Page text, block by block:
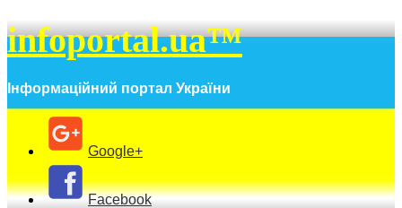
infoportal.ua™
Інформаційний портал України
Google+
Facebook